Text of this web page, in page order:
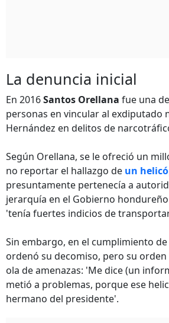
La denuncia inicial
En 2016Santos Orellana fue una
personas en vincular al exdiputado
Hernández en delitos de
Según Orellana, se le ofreció un
no reportar el hallazgo de un
presuntamente pertenecía a
jerarquía en el Gobierno
'tenía fuertes indicios de
Sin embargo, en el cumplimiento
ordenó su decomiso, pero su
ola de amenazas: 'Me dice (un
metió a problemas, porque ese
hermano del presidente'.